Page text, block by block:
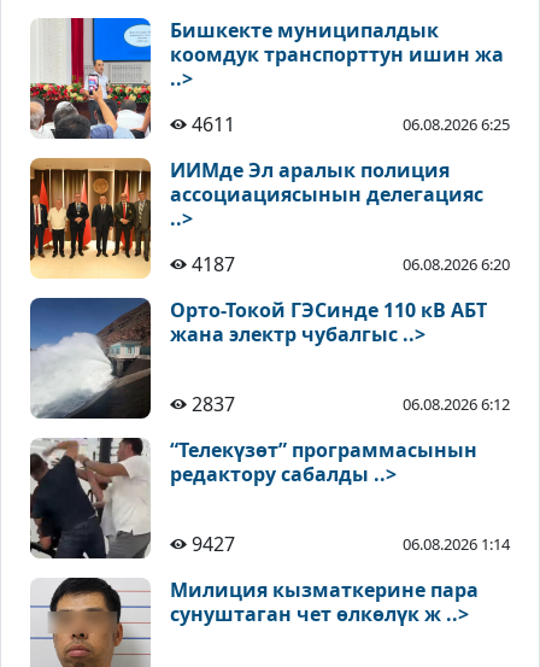
Бишкекте муниципалдык
коомдук транспорттун ишин жа
..>
4611
06.08.2026 6:25
ИИМде Эл аралык полиция
ассоциациясынын делегацияс
..>
4187
06.08.2026 6:20
Орто-Токой ГЭСинде 110 кВ АБТ
жана электр чубалгыс ..>
2837 06.08.2026 6:12
“Телекүзөт” программасынын
редактору сабалды ..>
9427 06.08.2026 1:14
Милиция кызматкерине пара
сунуштаган чет өлкөлүк ж ..>